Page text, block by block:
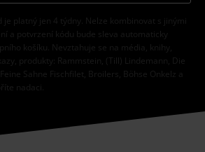
je platný jen 4 týdny. Nelze kombinovat s jinými
a potvrzení kódu bude sleva automaticky
košíku. Nevztahuje se na média, knihy,
produkty: Rammstein, (Till) Lindemann, Die
Sahne Fischfilet, Broilers, Böhse Onkelz a
nadaci.